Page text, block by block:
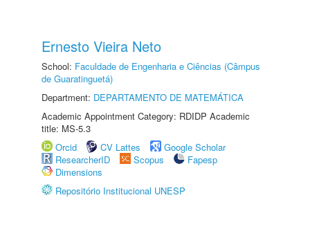
Ernesto Vieira Neto
School: Faculdade de Engenharia e Ciências (Câmpus
de Guaratinguetá)
Department: DEPARTAMENTO DE MATEMÁTICA
Academic Appointment Category: RDIDP Academic
title: MS-5.3
Orcid
CV Lattes
Google Scholar
ResearcherID
Scopus
Fapesp
Dimensions
Repositório Institucional UNESP